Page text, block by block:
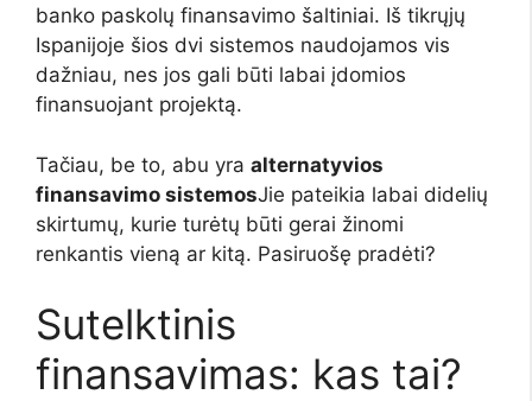
banko paskolų finansavimo šaltiniai. Iš tikrųjų
Ispanijoje šios dvi sistemos naudojamos vis
dažniau, nes jos gali būti labai įdomios
finansuojant projektą.
Tačiau, be to, abu yra alternatyvios
finansavimo sistemosJie pateikia labai didelių
skirtumų, kurie turėtų būti gerai žinomi
renkantis vieną ar kitą. Pasiruošę pradėti?
Sutelktinis
finansavimas: kas tai?